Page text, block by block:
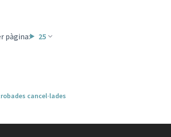
pàgina: 25
cancel·lades